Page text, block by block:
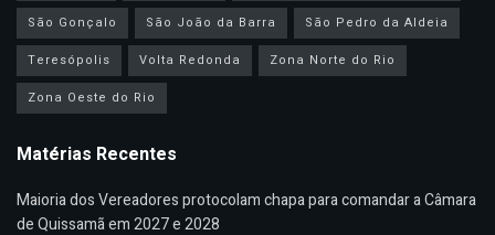
São Gonçalo
São João da Barra
São Pedro da Aldeia
Teresópolis
Volta Redonda
Zona Norte do Rio
Zona Oeste do Rio
Matérias Recentes
Maioria dos Vereadores protocolam chapa para comandar a Câmara
de Quissamã em 2027 e 2028